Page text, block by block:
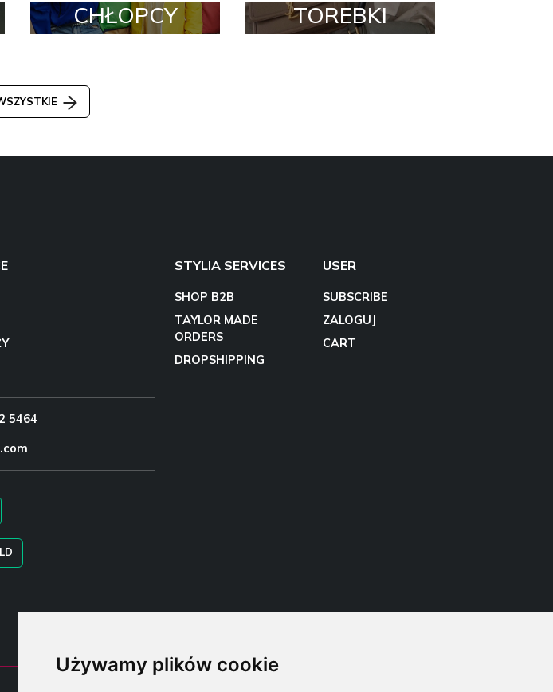
Używamy plików cookie
CHŁOPCY TOREBKI
5464
STYLIA SERVICES
SHOP B2B
TAYLOR MADE
ORDERS
DROPSHIPPING
USER
SUBSCRIBE
ZALOGUJ
CART